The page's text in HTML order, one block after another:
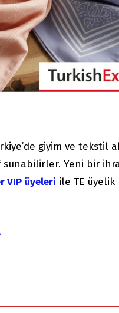
giyim ve tekstil
Yeni bir
VIP üyeleri ile TE üyelik